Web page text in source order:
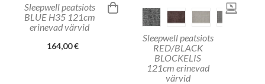
Sleepwell peatsiots
BLUE H35 121cm
erinevad värvid
164,00 €
Sleepwell peatsiots
RED/BLACK
BLOCKELIS
121cm erinevad
värvid